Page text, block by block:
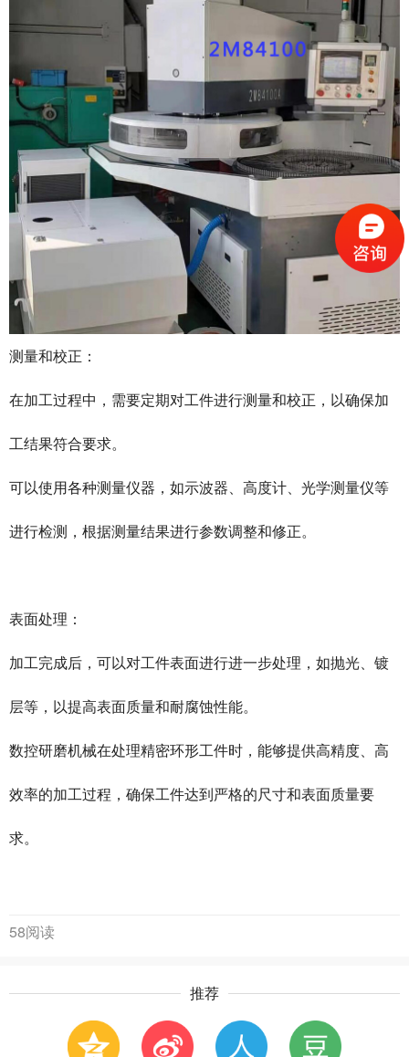
测量和校正：
在加工过程中，需要定期对工件进行测量和校正，以确保加
工结果符合要求。
可以使用各种测量仪器，如示波器、高度计、光学测量仪等
进行检测，根据测量结果进行参数调整和修正。
表面处理：
加工完成后，可以对工件表面进行进一步处理，如抛光、镀
层等，以提高表面质量和耐腐蚀性能。
数控研磨机械在处理精密环形工件时，能够提供高精度、高
效率的加工过程，确保工件达到严格的尺寸和表面质量要
求。
58阅读
推荐